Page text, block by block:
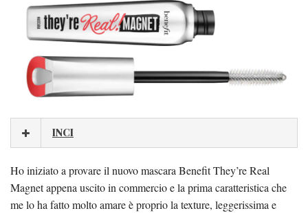
INCI
Ho iniziato a provare il nuovo mascara Benefit They’re Real
Magnet appena uscito in commercio e la prima caratteristica che
me lo ha fatto molto amare è proprio la texture, leggerissima e